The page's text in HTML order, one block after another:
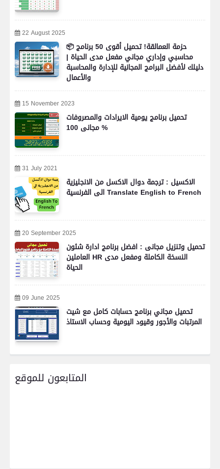
22 August 2025
📦 حزمة العمالقة! تحميل أقوى 50 برنامج
محاسبي وإداري مجاني مفعل مدى الحياة |
دليلك لأفضل البرامج المجانية للإدارة والمحاسبة
والأعمال
15 November 2023
تحميل برنامج يومية الايرادات والمصروفات
مجانى 100 %
31 July 2021
الاكسيل : ترجمة دوال الاكسل من الانجليزية
الى الفرنسية Translate English to French
20 September 2025
تحميل وتنزيل مجانى : افضل برنامج ادارة شئون
العاملين HR النسخة الكاملة ومفعل مدى
الحياة
09 June 2025
تحميل مجاني برنامج حسابات كامل مع شيت
المرتبات والأجور وقيود اليومية وحساب الاستاذ
المتابعون للموقع